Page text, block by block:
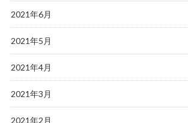
2021年6月
2021年5月
2021年4月
2021年3月
2021年2月